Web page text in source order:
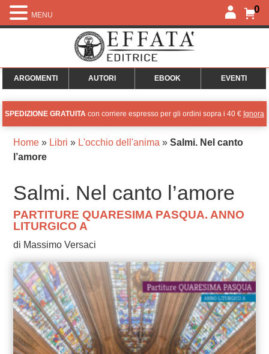
0
ARGOMENTI AUTORI EBOOK EVENTI
SPEDIZIONE GRATUITA con corriere espresso per gli ordini sopra i 40 € Ignora
Home» Libri » L'occhio dell'anima » Salmi. Nel canto
l’amore
Salmi. Nel canto l’amore
PARTITURE QUARESIMA PASQUA. ANNO
LITURGICO A
di Massimo Versaci
MENU